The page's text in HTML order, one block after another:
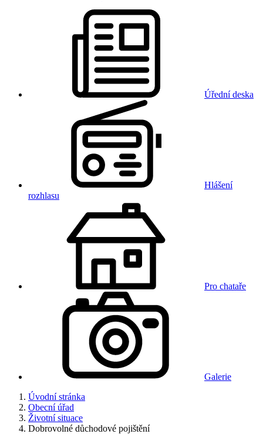
Úřední deska
Hlášení
rozhlasu
Pro chataře
Galerie
Úvodní stránka
Obecní úřad
Životní situace
Dobrovolné důchodové pojištění